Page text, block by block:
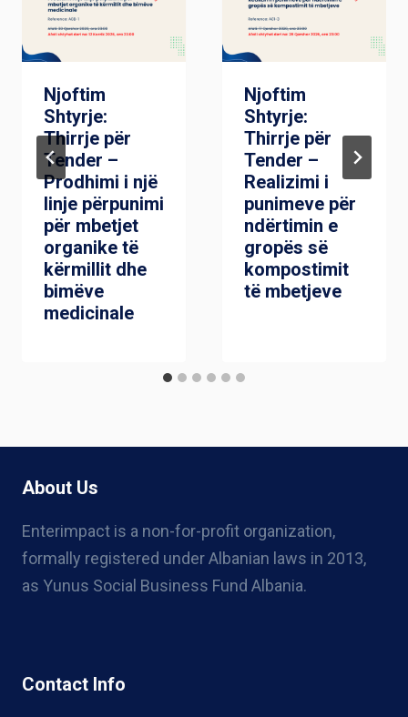
Njoftim
Shtyrje:
Thirrje për
Tender –
Prodhimi i një
linje përpunimi
për mbetjet
organike të
kërmillit dhe
bimëve
medicinale
Njoftim
Shtyrje:
Thirrje për
Tender –
Realizimi i
punimeve për
ndërtimin e
gropës së
kompostimit
të mbetjeve
About Us
Enterimpact is a non-for-profit organization,
formally registered under Albanian laws in 2013,
as Yunus Social Business Fund Albania.
Contact Info